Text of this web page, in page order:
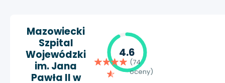
Mazowiecki
Szpital
Wojewódzki
im. Jana
Pawła II w
4.6
(74
oceny)